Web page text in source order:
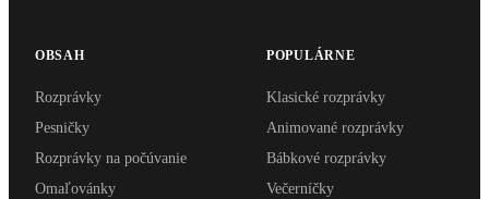
OBSAH
Rozprávky
Pesničky
Rozprávky na počúvanie
Omaľovánky
POPULÁRNE
Klasické rozprávky
Animované rozprávky
Bábkové rozprávky
Večerníčky